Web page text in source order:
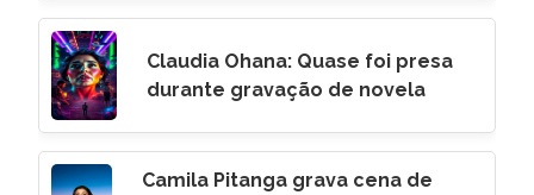
Claudia Ohana: Quase foi presa
durante gravação de novela
Camila Pitanga grava cena de